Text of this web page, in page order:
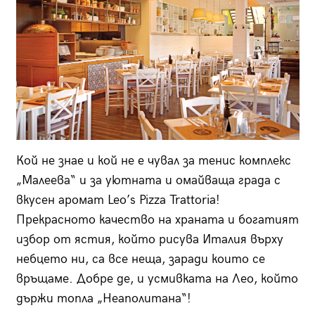
Кой не знае и кой не е чувал за тенис комплекс
„Малеева“ и за уютната и омайваща града с
вкусен аромат Leo’s Pizza Trattoria!
Прекрасното качество на храната и богатият
избор от ястия, който рисува Италия върху
небцето ни, са все неща, заради които се
връщаме. Добре де, и усмивката на Лео, който
държи топла „Неаполитана“!